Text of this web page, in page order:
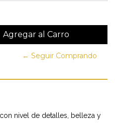
← Seguir Comprando
nivel de detalles, belleza y